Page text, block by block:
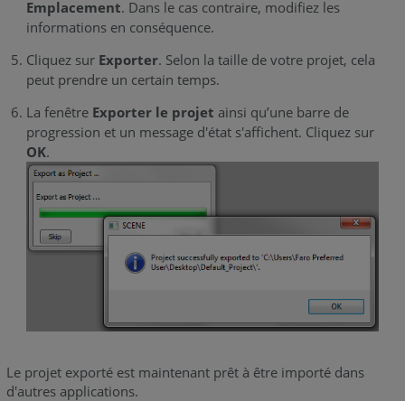
Emplacement. Dans le cas contraire, modifiez les
informations en conséquence.
Cliquez sur Exporter. Selon la taille de votre projet, cela
peut prendre un certain temps.
La fenêtre Exporter le projet ainsi qu’une barre de
progression et un message d'état s'affichent. Cliquez sur
OK.
Le projet exporté est maintenant prêt à être importé dans
d'autres applications.